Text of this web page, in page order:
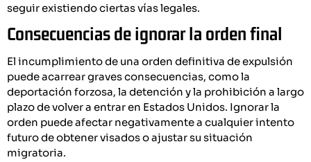
seguir existiendo ciertas vías legales.
Consecuencias de ignorar la orden final
El incumplimiento de una orden definitiva de expulsión
puede acarrear graves consecuencias, como la
deportación forzosa, la detención y la prohibición a largo
plazo de volver a entrar en Estados Unidos. Ignorar la
orden puede afectar negativamente a cualquier intento
futuro de obtener visados o ajustar su situación
migratoria.